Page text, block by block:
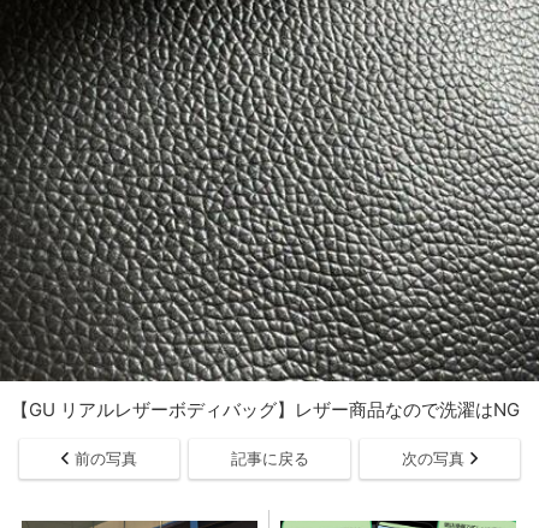
【GU リアルレザーボディバッグ】レザー商品なので洗濯はNG
前の写真 記事に戻る 次の写真